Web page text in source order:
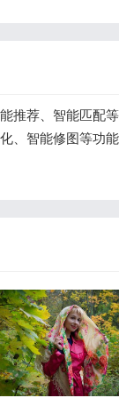
推荐、智能匹配
、智能修图等功能